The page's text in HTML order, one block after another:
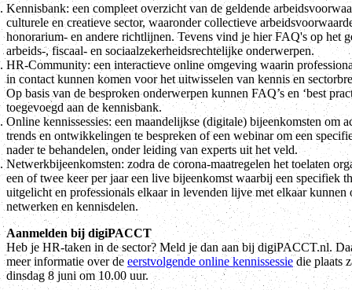
Kennisbank: een compleet overzicht van de geldende
culturele en creatieve sector, waaronder collectieve
honorarium- en andere richtlijnen. Tevens vind je hier FAQ's op het
arbeids-, fiscaal- en sociaalzekerheidsrechtelijke onderwerpen.
HR-Community: een interactieve online omgeving waarin
in contact kunnen komen voor het uitwisselen van kennis en
Op basis van de besproken onderwerpen kunnen FAQ’s en ‘best
toegevoegd aan de kennisbank.
Online kennissessies: een maandelijkse (digitale) bijeenkomsten om
trends en ontwikkelingen te bespreken of een webinar om een
nader te behandelen, onder leiding van experts uit het veld.
Netwerkbijeenkomsten: zodra de corona-maatregelen het toelaten
een of twee keer per jaar een live bijeenkomst waarbij een specifiek
uitgelicht en professionals elkaar in levenden lijve met elkaar kunnen
netwerken en kennisdelen.
Aanmelden bij digiPACCT
Heb je HR-taken in de sector? Meld je dan aan bij digiPACCT.nl.
meer informatie over de eerstvolgende online kennissessie die plaats
dinsdag 8 juni om 10.00 uur.